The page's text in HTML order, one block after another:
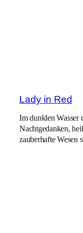
Lady in Red
Im dunklen Wasser
Nachtgedanken,
zauberhafte Wesen